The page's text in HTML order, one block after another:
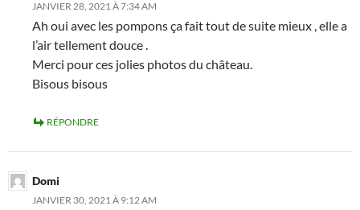
JANVIER 28, 2021 À 7:34 AM
Ah oui avec les pompons ça fait tout de suite mieux , elle a
l’air tellement douce .
Merci pour ces jolies photos du château.
Bisous bisous
RÉPONDRE
Domi
JANVIER 30, 2021 À 9:12 AM